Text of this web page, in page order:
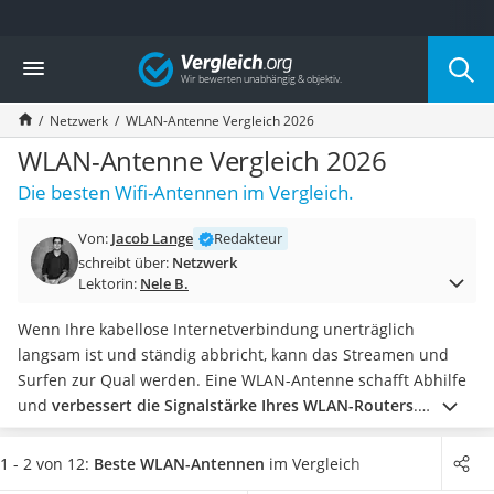
Die beliebtesten Vergleiche nach Kategorie
Elektronik
Powerstation
Monitor 32 Zoll 4K
Fernseher
Drucker
Desktop-PC
Diascanner
Laser-Multifunktionsdrucker
Powerstation mit Solarpanel
Gaming-PC
Soundbar
17-Zoll-Laptop
Satellitenschüssel
Gaming-Headset
Vergleich
Netzwerk WLAN-Antenne Vergleich 2026
WLAN-Antenne Vergleich 2026
Die besten Wifi-Antennen im Vergleich.
Von: Jacob Lange
Redakteur
schreibt über: Netzwerk
Lektorin: Nele B.
Wenn Ihre kabellose Internetverbindung unerträglich
langsam ist und ständig abbricht, kann das Streamen und
Surfen zur Qual werden. Eine WLAN-Antenne schafft Abhilfe
und verbessert die Signalstärke Ihres WLAN-Routers.
Unterschiede gibt es unter anderem bei der verbauten
Antennenart.Während Dual-Band-Antennendas Signal
1 - 2 von 12: Beste WLAN-Antennen im Vergleich